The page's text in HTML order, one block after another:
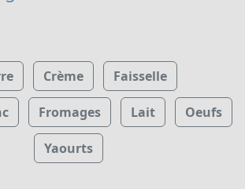
Crème Faisselle
Fromages Lait Oeufs
Yaourts